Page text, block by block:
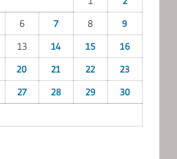
6 7 8
9
13 14 15
16
20 21 22
23
27 28 29
30